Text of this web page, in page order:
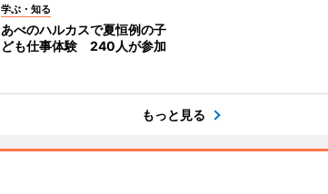
学ぶ・知る
あべのハルカスで夏恒例の子
ども仕事体験 240人が参加
もっと見る